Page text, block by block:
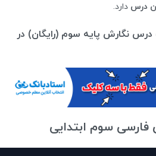
درس دارد.
درس نگارش پایه سوم (رایگان) در
فارسی سوم ابتدایی